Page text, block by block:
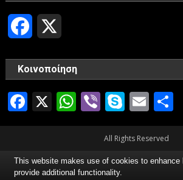
Facebook
Κοινοποίηση
Facebook
X WhatsApp
ViberSkype
All Rights Reserved
This website makes use of cookies to enhance
provide additional functionality.